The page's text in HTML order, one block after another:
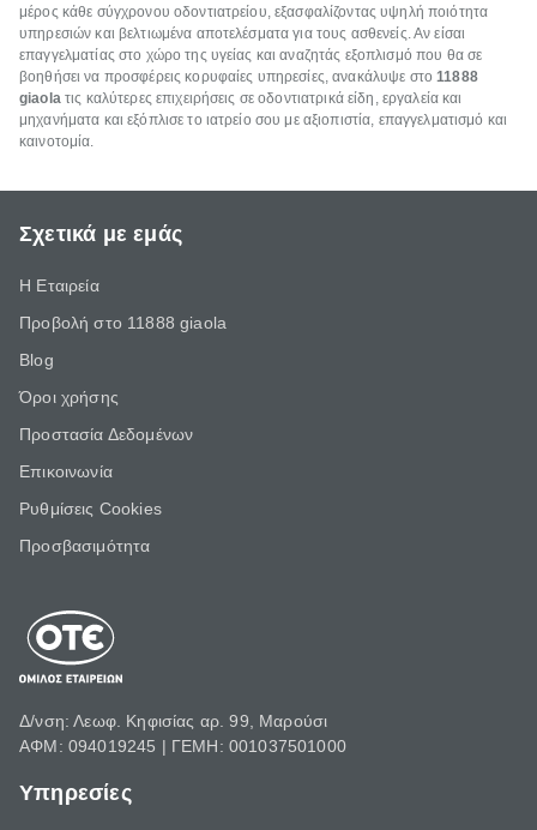
μέρος κάθε σύγχρονου οδοντιατρείου, εξασφαλίζοντας υψηλή ποιότητα
υπηρεσιών και βελτιωμένα αποτελέσματα για τους ασθενείς. Αν είσαι
επαγγελματίας στο χώρο της υγείας και αναζητάς εξοπλισμό που θα σε
βοηθήσει να προσφέρεις κορυφαίες υπηρεσίες, ανακάλυψε στο11888
giaolaτις καλύτερες επιχειρήσεις σε οδοντιατρικά είδη, εργαλεία και
μηχανήματα και εξόπλισε το ιατρείο σου με αξιοπιστία, επαγγελματισμό και
καινοτομία.
Σχετικά με εμάς
Η Εταιρεία
Προβολή στο 11888 giaola
Blog
Όροι χρήσης
Προστασία Δεδομένων
Επικοινωνία
Ρυθμίσεις Cookies
Προσβασιμότητα
Δ/νση: Λεωφ. Κηφισίας αρ. 99, Μαρούσι
ΑΦΜ: 094019245 | ΓΕΜΗ: 001037501000
Υπηρεσίες